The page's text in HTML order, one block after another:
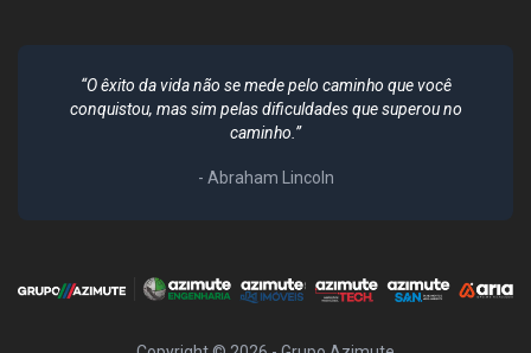
“O êxito da vida não se mede pelo caminho que você
conquistou, mas sim pelas dificuldades que superou no
caminho.”
- Abraham Lincoln